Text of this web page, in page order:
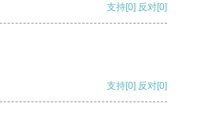
支持[0] 反对[0]
支持[0] 反对[0]